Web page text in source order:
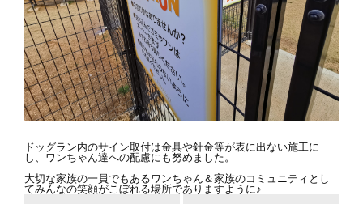
ドッグラン内のサイン取付は金具や針金等が表に出ない施工に
し、ワンちゃん達への配慮にも努めました。
大切な家族の一員でもあるワンちゃん＆家族のコミュニティとし
てみんなの笑顔がこぼれる場所でありますように♪